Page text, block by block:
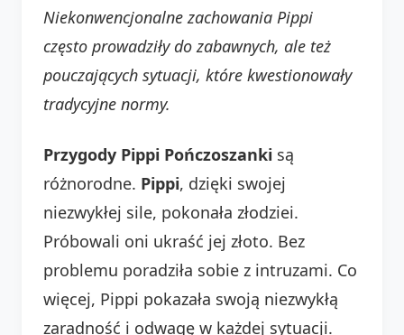
Niekonwencjonalne zachowania Pippi
często prowadziły do zabawnych, ale też
pouczających sytuacji, które kwestionowały
tradycyjne normy.
Przygody Pippi Pończoszanki są
różnorodne. Pippi, dzięki swojej
niezwykłej sile, pokonała złodziei.
Próbowali oni ukraść jej złoto. Bez
problemu poradziła sobie z intruzami. Co
więcej, Pippi pokazała swoją niezwykłą
zaradność i odwagę w każdej sytuacji.